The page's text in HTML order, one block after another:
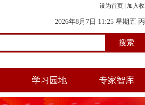
设为首页 加入
2026年8月7日 11:25 星期五 丙
午年(马) 五月初二 午时
学习园地 专家智库